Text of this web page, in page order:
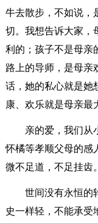
牛去散步，不如说，
切。我想告诉大家，
利的；孩子不是母亲
路上的导师，是母亲
话，她的私心就是她
康、欢乐就是母亲最
亲的爱，我们从
怀橘等孝顺父母的感
微不足道，不足挂齿。
世间没有永恒的
史一样轻，不能承受